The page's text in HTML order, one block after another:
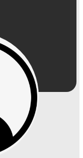
das empresas associadas.
atendam às necessidades
e organização, torna-a
econômico da cidade.